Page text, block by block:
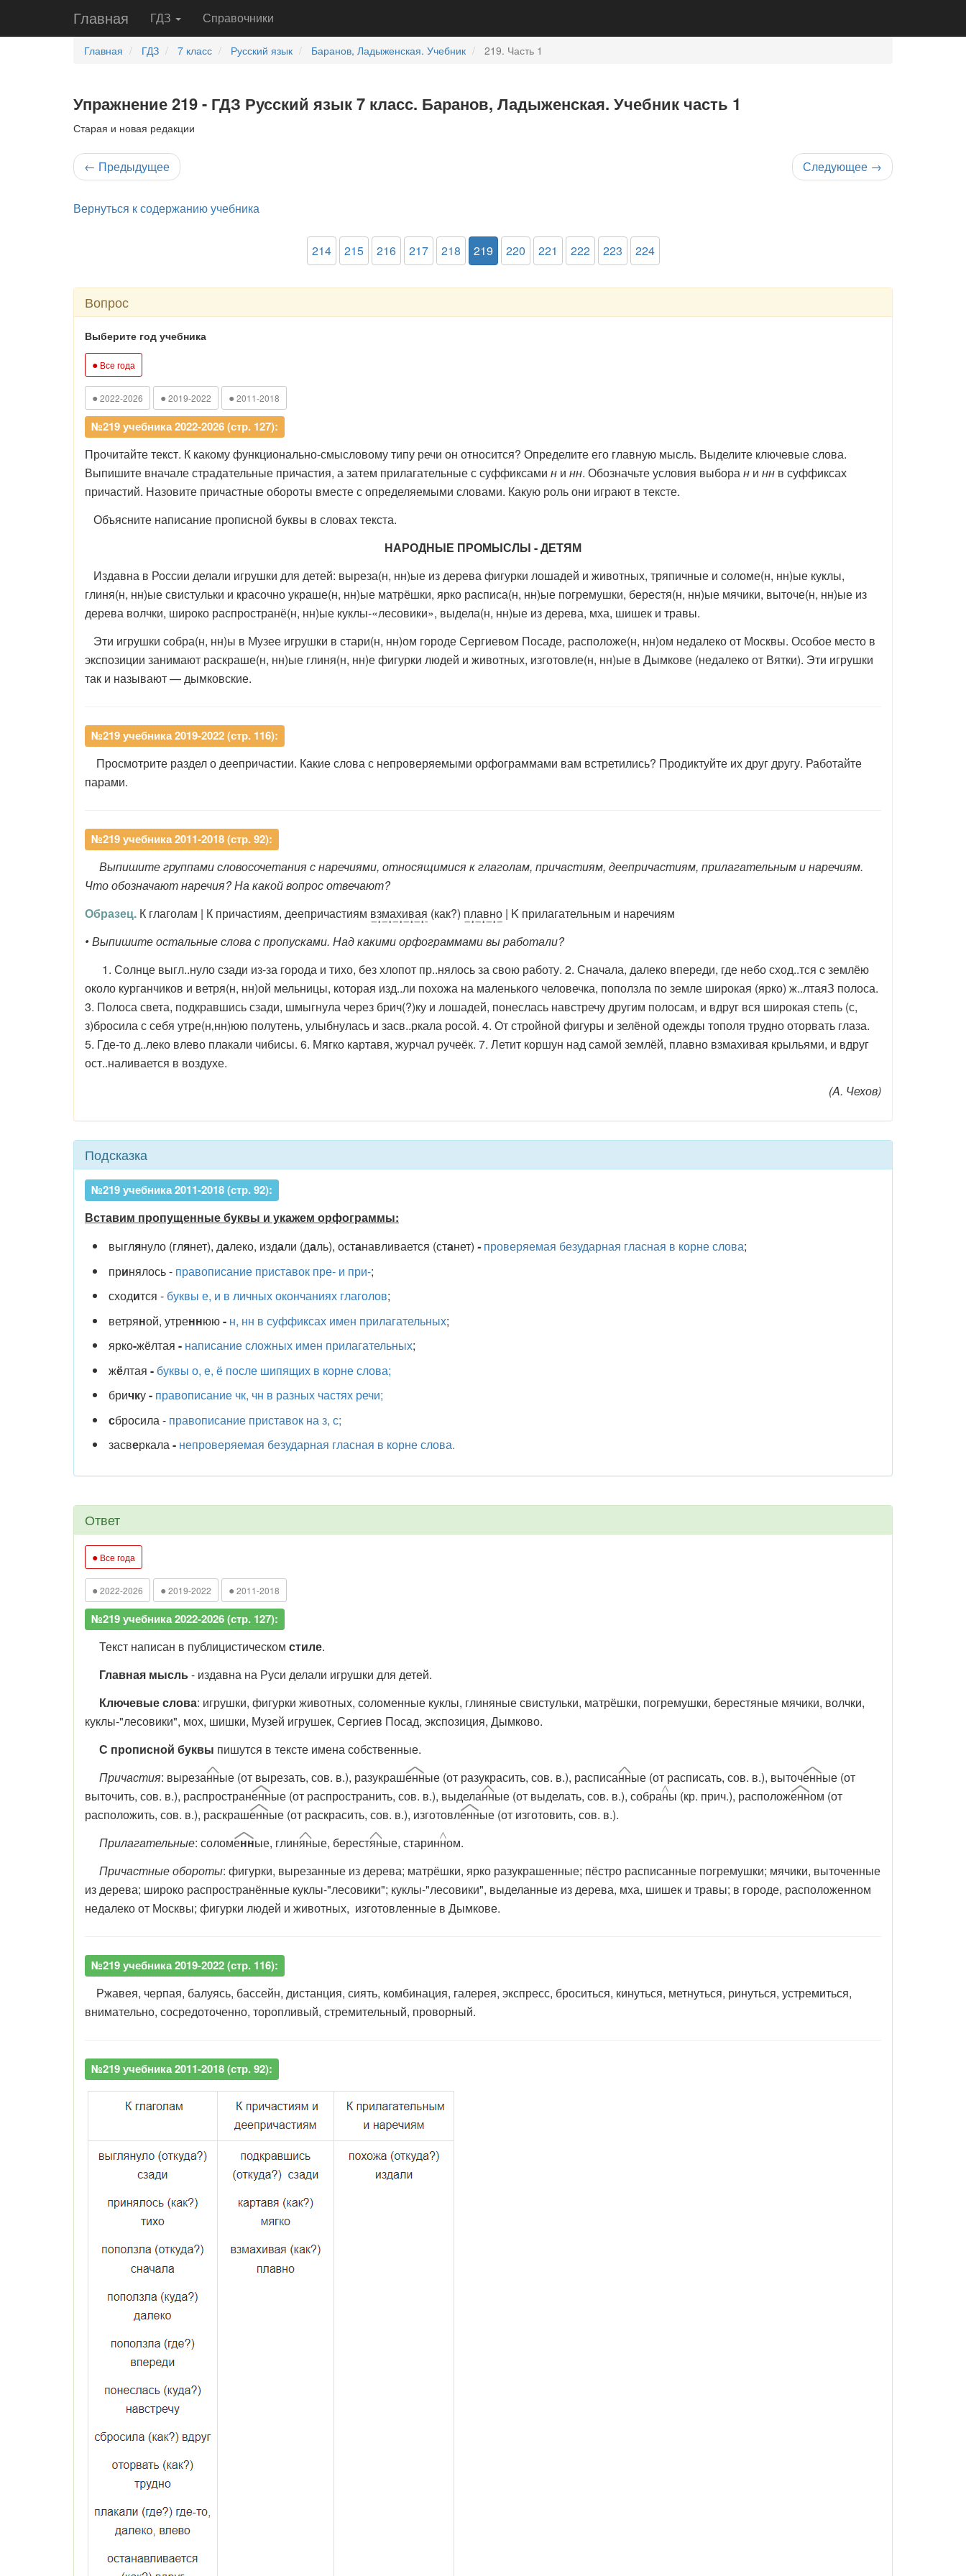
Главная ГДЗ Справочники
Главная ГДЗ 7 класс Русский язык Баранов, Ладыженская. Учебник 219. Часть 1
Упражнение 219 - ГДЗ Русский язык 7 класс. Баранов, Ладыженская. Учебник часть 1
Старая и новая редакции
← Предыдущее Следующее →
Вернуться к содержанию учебника
214 215 216 217 218 219 220 221 222 223 224
Вопрос
Выберите год учебника
● Все года
● 2022-2026 ● 2019-2022 ● 2011-2018
№219 учебника 2022-2026 (стр. 127):
Прочитайте текст. К какому функционально-смысловому типу речи он относится? Определите его главную мысль. Выделите ключевые слова.
Выпишите вначале страдательные причастия, а затем прилагательные с суффиксами н и нн. Обозначьте условия выборан и нн в суффиксах
причастий. Назовите причастные обороты вместе с определяемыми словами. Какую роль они играют в тексте.
Объясните написание прописной буквы в словах текста.
НАРОДНЫЕ ПРОМЫСЛЫ - ДЕТЯМ
Издавна в России делали игрушки для детей: выреза(н, нн)ые из дерева фигурки лошадей и животных, тряпичные и соломе(н, нн)ые куклы,
глиня(н, нн)ые свистульки и красочно украше(н, нн)ые матрёшки, ярко расписа(н, нн)ые погремушки, берестя(н, нн)ые мячики, выточе(н, нн)ые из
дерева волчки, широко распространё(н, нн)ые куклы-«лесовики», выдела(н, нн)ые из дерева, мха, шишек и травы.
Эти игрушки собра(н, нн)ы в Музее игрушки в стари(н, нн)ом городе Сергиевом Посаде, расположе(н, нн)ом недалеко от Москвы. Особое место в
экспозиции занимают раскраше(н, нн)ые глиня(н, нн)е фигурки людей и животных, изготовле(н, нн)ые в Дымкове (недалеко от Вятки). Эти игрушки
так и называют — дымковские.
№219 учебника 2019-2022 (стр. 116):
Просмотрите раздел о деепричастии. Какие слова с непроверяемыми орфограммами вам встретились? Продиктуйте их друг другу. Работайте
парами.
№219 учебника 2011-2018 (стр. 92):
Выпишите группами словосочетания с наречиями, относящимися к глаголам, причастиям, деепричастиям, прилагательным и наречиям.
Что обозначают наречия? На какой вопрос отвечают?
Образец. К глаголам | К причастиям, деепричастиям взмахивая (как?) плавно | K прилагательным и наречиям
• Выпишите остальные слова с пропусками. Над какими орфограммами вы работали?
1. Солнце выгл..нуло сзади из-за города и тихо, без хлопот пр..нялось за свою работу. 2. Сначала, далеко впереди, где небо сход..тся c землёю
около курганчиков и ветря(н, нн)ой мельницы, которая изд..ли похожа на маленького человечка, поползла по земле широкая (ярко) ж..лтаяЗ полоса.
3. Полоса света, подкравшись сзади, шмыгнула через брич(?)ку и лошадей, понеслась навстречу другим полосам, и вдруг вся широкая степь (с,
з)бросила с себя утре(н‚нн)юю полутень, улыбнулась и засв..ркала росой. 4. От стройной фигуры и зелёной одежды тополя трудно оторвать глаза.
5. Где-то д..леко влево плакали чибисы. 6. Мягко картавя, журчал ручеёк. 7. Летит коршун над самой землёй, плавно взмахивая крыльями, и вдруг
ост..наливается в воздухе.
(A. Чехов)
Подсказка
№219 учебника 2011-2018 (стр. 92):
Вставим пропущенные буквы и укажем орфограммы:
выглянуло (глянет), далеко, издали (даль), останавливается (станет) - проверяемая безударная гласная в корне слова;
принялось - правописание приставок пре- и при-;
сходится - буквы е, и в личных окончаниях глаголов;
ветряной, утреннюю- н, нн в суффиксах имен прилагательных;
ярко-жёлтая - написание сложных имен прилагательных;
жёлтая - буквы о, е, ё после шипящих в корне слова;
бричку- правописание чк, чн в разных частях речи;
сбросила - правописание приставок на з, с;
засверкала- непроверяемая безударная гласная в корне слова.
Ответ
● Все года
● 2022-2026 ● 2019-2022 ● 2011-2018
№219 учебника 2022-2026 (стр. 127):
Текст написан в публицистическом стиле.
Главная мысль- издавна на Руси делали игрушки для детей.
Ключевые слова: игрушки, фигурки животных, соломенные куклы, глиняные свистульки, матрёшки, погремушки, берестяные мячики, волчки,
куклы-"лесовики", мох, шишки, Музей игрушек, Сергиев Посад, экспозиция, Дымково.
С прописной буквы пишутся в тексте имена собственные.
Причастия: вырезанные (от вырезать, сов. в.), разукрашенные (от разукрасить, сов. в.), расписанные (от расписать, сов. в.), выточенные (от
выточить, сов. в.), распространенные (от распространить, сов. в.), выделанные (от выделать, сов. в.), собраны (кр. прич.), расположенном (от
расположить, сов. в.), раскрашенные (от раскрасить, сов. в.), изготовленные (от изготовить, сов. в.).
Прилагательные: соломенные, глиняные, берестяные, старинном.
Причастные обороты: фигурки, вырезанные из дерева; матрёшки, ярко разукрашенные; пёстро расписанные погремушки; мячики, выточенные
из дерева; широко распространённые куклы-"лесовики"; куклы-"лесовики", выделанные из дерева, мха, шишек и травы; в городе, расположенном
недалеко от Москвы; фигурки людей и животных, изготовленные в Дымкове.
№219 учебника 2019-2022 (стр. 116):
Ржавея, черпая, балуясь, бассейн, дистанция, сиять, комбинация, галерея, экспресс, броситься, кинуться, метнуться, ринуться, устремиться,
внимательно, сосредоточенно, торопливый, стремительный, проворный.
№219 учебника 2011-2018 (стр. 92):